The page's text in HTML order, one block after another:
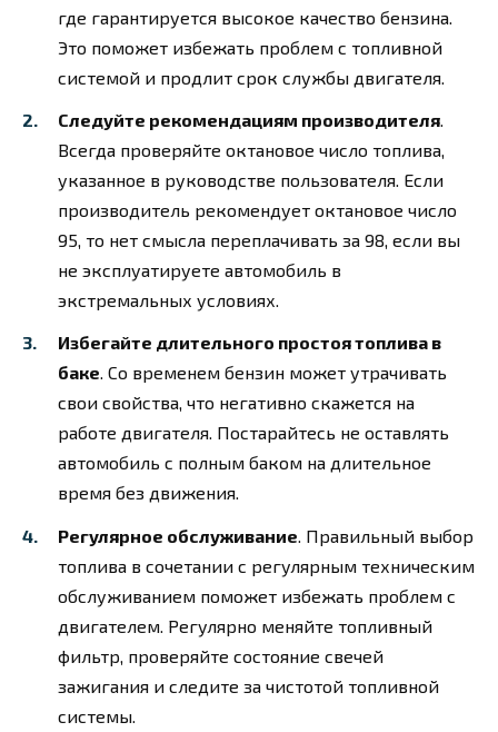
где гарантируется высокое качество бензина.
Это поможет избежать проблем с топливной
системой и продлит срок службы двигателя.
Следуйте рекомендациям производителя.
Всегда проверяйте октановое число топлива,
указанное в руководстве пользователя. Если
производитель рекомендует октановое число
95, то нет смысла переплачивать за 98, если вы
не эксплуатируете автомобиль в
экстремальных условиях.
Избегайте длительного простоя топлива в
баке. Со временем бензин может утрачивать
свои свойства, что негативно скажется на
работе двигателя. Постарайтесь не оставлять
автомобиль с полным баком на длительное
время без движения.
Регулярное обслуживание . Правильный выбор
топлива в сочетании с регулярным техническим
обслуживанием поможет избежать проблем с
двигателем. Регулярно меняйте топливный
фильтр, проверяйте состояние свечей
зажигания и следите за чистотой топливной
системы.